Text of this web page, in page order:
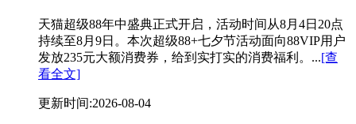
天猫超级88年中盛典正式开启，活动时间从8月4日20点
持续至8月9日。本次超级88+七夕节活动面向88VIP用户
发放235元大额消费券，给到实打实的消费福利。...[查
看全文]
更新时间:2026-08-04